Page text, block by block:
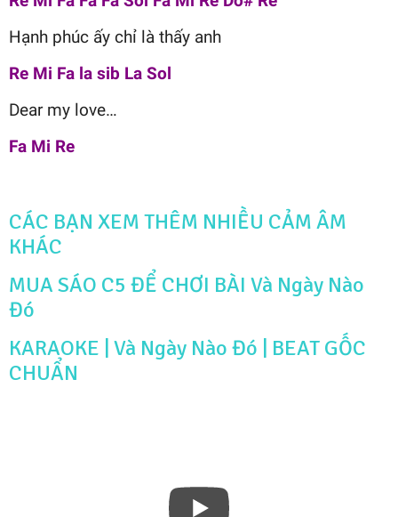
Hạnh phúc ấy chỉ là thấy anh
Re Mi Fa la sib La Sol
Dear my love…
Fa Mi Re
CÁC BẠN XEM THÊM NHIỀU CẢM ÂM
KHÁC
MUA SÁO C5 ĐỂ CHƠI BÀI Và Ngày Nào
Đó
KARAOKE | Và Ngày Nào Đó | BEAT GỐC
CHUẨN